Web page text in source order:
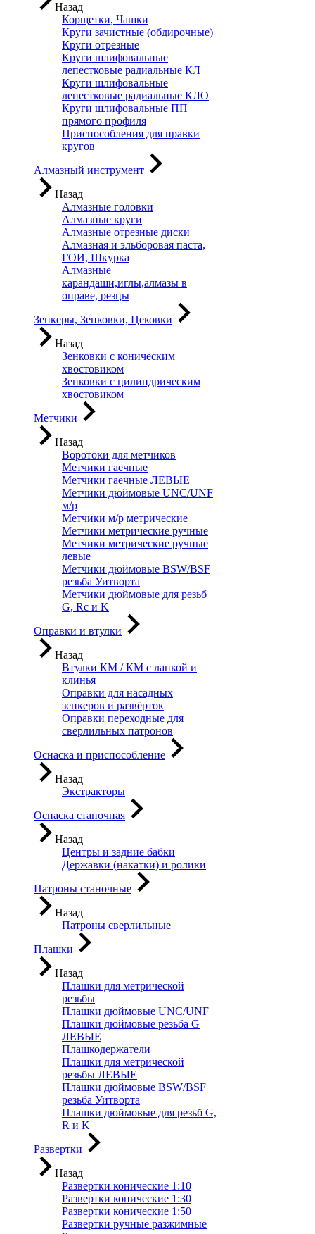
Назад
Корщетки, Чашки
Круги зачистные (обдирочные)
Круги отрезные
Круги шлифовальные
лепестковые радиальные КЛ
Круги шлифовальные
лепестковые радиальные КЛО
Круги шлифовальные ПП
прямого профиля
Приспособления для правки
кругов
Алмазный инструмент
Назад
Алмазные головки
Алмазные круги
Алмазные отрезные диски
Алмазная и эльборовая паста,
ГОИ, Шкурка
Алмазные
карандаши,иглы,алмазы в
оправе, резцы
Зенкеры, Зенковки, Цековки
Назад
Зенковки с коническим
хвостовиком
Зенковки с цилиндрическим
хвостовиком
Метчики
Назад
Воротоки для метчиков
Метчики гаечные
Метчики гаечные ЛЕВЫЕ
Метчики дюймовые UNC/UNF
м/р
Метчики м/р метрические
Метчики метрические ручные
Метчики метрические ручные
левые
Метчики дюймовые BSW/BSF
резьба Уитворта
Метчики дюймовые для резьб
G, Rc и K
Оправки и втулки
Назад
Втулки КМ / КМ с лапкой и
клинья
Оправки для насадных
зенкеров и развёрток
Оправки переходные для
сверлильных патронов
Оснаска и приспособление
Назад
Экстракторы
Оснаска станочная
Назад
Центры и задние бабки
Державки (накатки) и ролики
Патроны станочные
Назад
Патроны сверлильные
Плашки
Назад
Плашки для метрической
резьбы
Плашки дюймовые UNC/UNF
Плашки дюймовые резьба G
ЛЕВЫЕ
Плашкодержатели
Плашки для метрической
резьбы ЛЕВЫЕ
Плашки дюймовые BSW/BSF
резьба Уитворта
Плашки дюймовые для резьб G,
R и K
Развертки
Назад
Развертки конические 1:10
Развертки конические 1:30
Развертки конические 1:50
Развертки ручные разжимные